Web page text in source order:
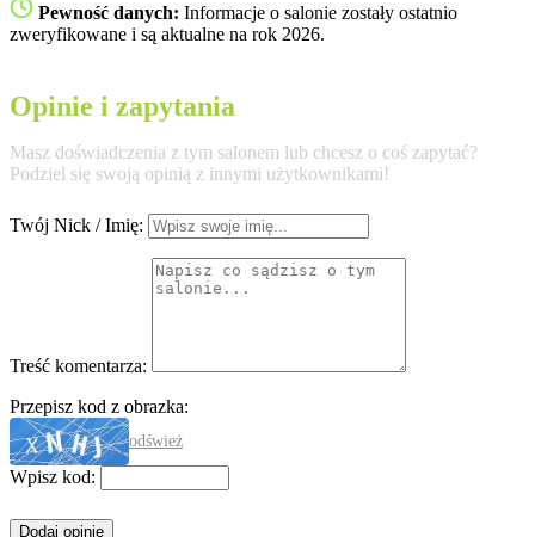
Pewność danych: Informacje o salonie zostały ostatnio
zweryfikowane i są aktualne na rok 2026.
Opinie i zapytania
Masz doświadczenia z tym salonem lub chcesz o coś zapytać?
Podziel się swoją opinią z innymi użytkownikami!
Twój Nick / Imię:
Treść komentarza:
Przepisz kod z obrazka:
odśwież
Wpisz kod: